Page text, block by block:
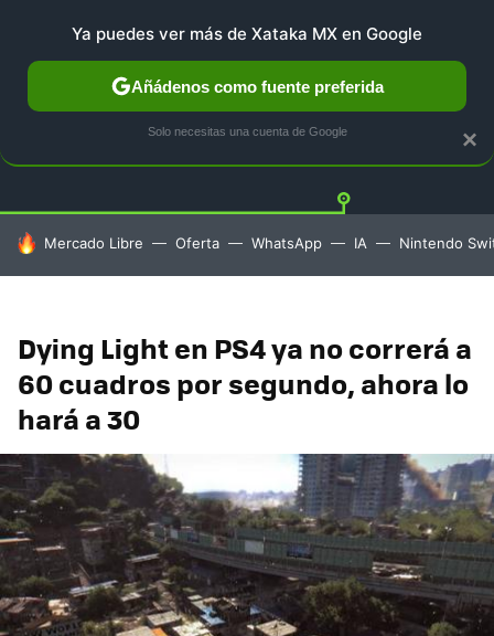
HOY SE HABLA DE
Mercado Libre Oferta WhatsApp IA Nintendo
Dying Light en PS4 ya no correrá a
60 cuadros por segundo, ahora lo
hará a 30
×
Ya puedes ver más de Xataka MX en Google
Añádenos como fuente preferida
Solo necesitas una cuenta de Google